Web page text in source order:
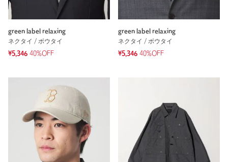
green label relaxing
ネクタイ / ボウタイ
¥5,346 40%OFF
green label relaxing
ネクタイ / ボウタイ
¥5,346 40%OFF